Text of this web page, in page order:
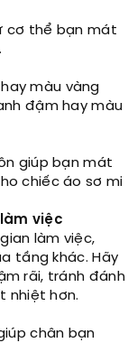
cơ thể bạn mát
màu vàng
đậm hay màu
giúp bạn mát
chiếc áo sơ mi
việc
làm việc,
tầng khác. Hãy
rãi, tránh đánh
nhiệt hơn.
chân bạn